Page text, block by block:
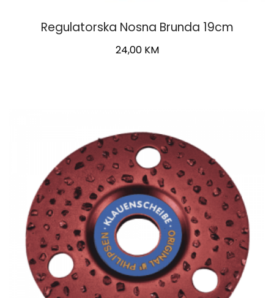
Regulatorska Nosna Brunda 19cm
24,00 KM